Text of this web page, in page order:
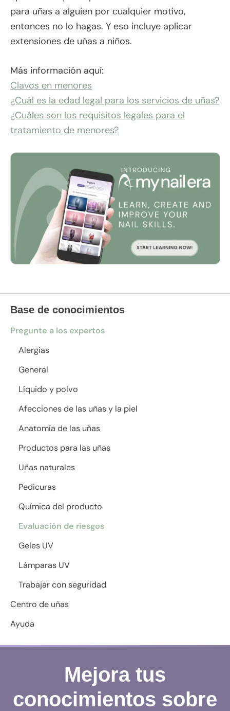
Base de conocimientos
Pregunte a los expertos
Alergias
General
Líquido y polvo
Afecciones de las uñas y la piel
Anatomía de las uñas
Productos para las uñas
Uñas naturales
Pedicuras
Química del producto
Evaluación de riesgos
Geles UV
Lámparas UV
Trabajar con seguridad
Centro de uñas
Ayuda
para uñas a alguien por cualquier motivo,
entonces no lo hagas. Y eso incluye aplicar
extensiones de uñas a niños.
Más información aquí:
Clavos en menores
¿Cuál es la edad legal para los servicios de uñas?
¿Cuáles son los requisitos legales para el
tratamiento de menores?
Mejora tus
conocimientos sobre